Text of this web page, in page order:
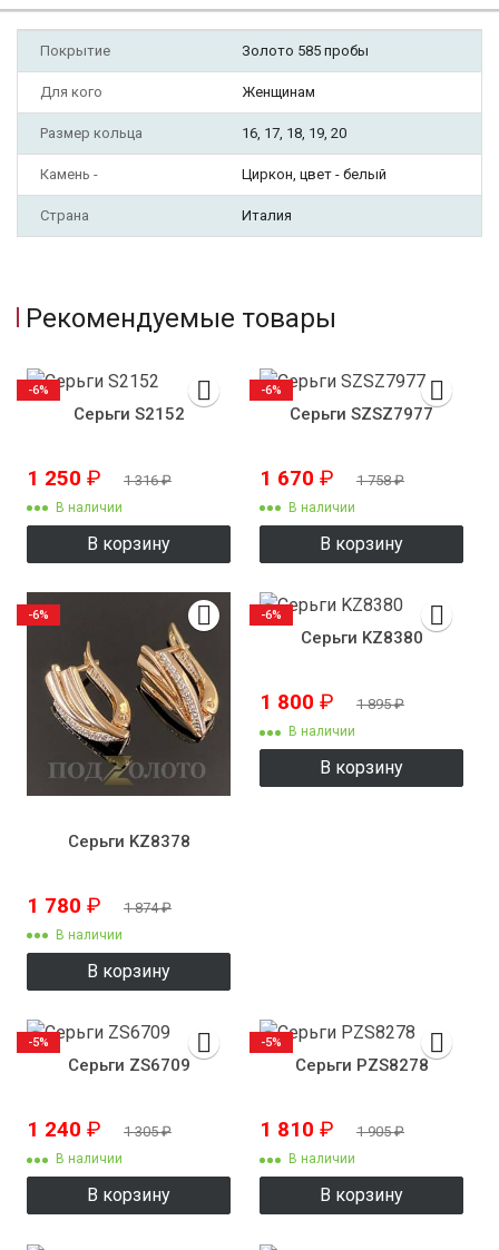
Покрытие Золото 585 пробы
Для кого Женщинам
Размер кольца 16, 17, 18, 19, 20
Камень - Циркон, цвет - белый
Страна Италия
Рекомендуемые товары
Серьги S2152
1 250 ₽ 1 316₽
В наличии
В корзину
-6%
Серьги SZSZ7977
1 670 ₽ 1 758₽
В наличии
В корзину
-6%
Серьги KZ8378
1 780 ₽ 1 874₽
В наличии
В корзину
-6%
Серьги KZ8380
1 800 ₽ 1 895₽
В наличии
В корзину
-6%
Серьги ZS6709
1 240 ₽ 1 305₽
В наличии
В корзину
-5%
Серьги PZS8278
1 810 ₽ 1 905₽
В наличии
В корзину
-5%